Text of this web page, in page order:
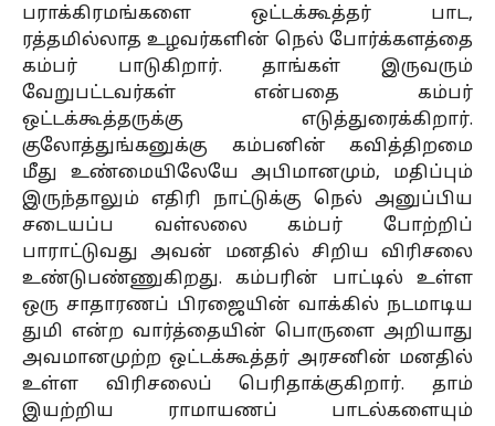
பராக்கிரமங்களை ஒட்டக்கூத்தர் பாட,
ரத்தமில்லாத உழவர்களின் நெல் போர்க்களத்தை
கம்பர் பாடுகிறார். தாங்கள் இருவரும்
வேறுபட்டவர்கள் என்பதை கம்பர்
ஒட்டக்கூத்தருக்கு எடுத்துரைக்கிறார்.
குலோத்துங்கனுக்கு கம்பனின் கவித்திறமை
மீது உண்மையிலேயே அபிமானமும், மதிப்பும்
இருந்தாலும் எதிரி நாட்டுக்கு நெல் அனுப்பிய
சடையப்ப வள்லலை கம்பர் போற்றிப்
பாராட்டுவது அவன் மனதில் சிறிய விரிசலை
உண்டுபண்ணுகிறது. கம்பரின் பாட்டில் உள்ள
ஒரு சாதாரணப் பிரஜையின் வாக்கில் நடமாடிய
துமி என்ற வார்த்தையின் பொருளை அறியாது
அவமானமுற்ற ஒட்டக்கூத்தர் அரசனின் மனதில்
உள்ள விரிசலைப் பெரிதாக்குகிறார். தாம்
இயற்றிய ராமாயணப் பாடல்களையும்